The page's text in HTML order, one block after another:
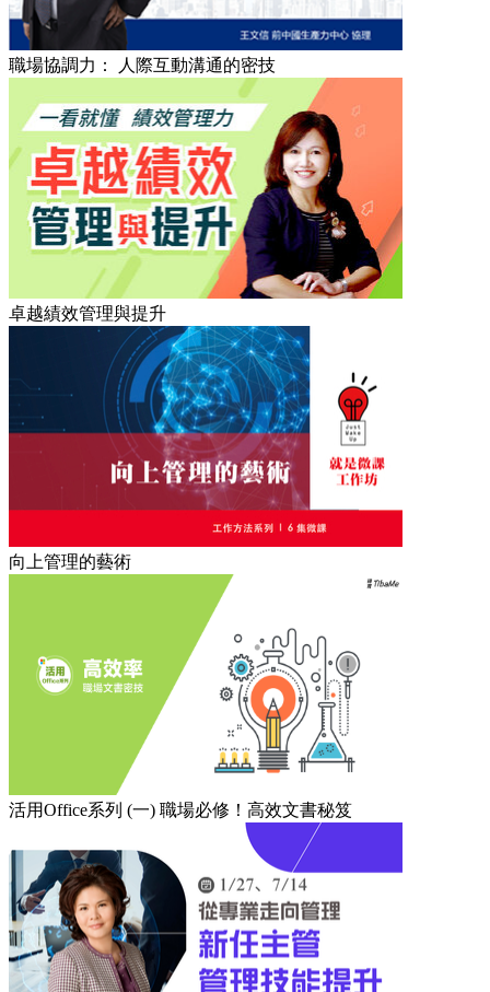
職場協調力： 人際互動溝通的密技
卓越績效管理與提升
向上管理的藝術
活用Office系列 (一) 職場必修！高效文書秘笈